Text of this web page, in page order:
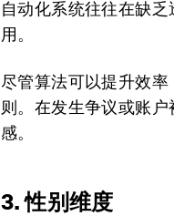
自动化系统往往在缺
用。
尽管算法可以提升效
则。在发生争议或账
感。
3. 性别维度